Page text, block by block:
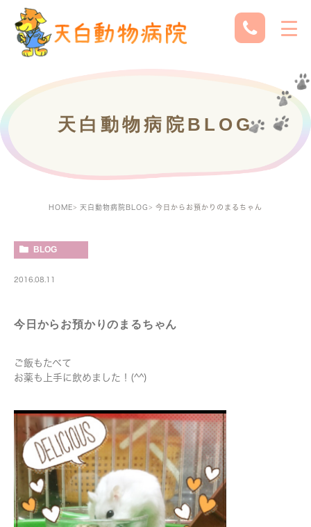
天白動物病院BLOG
HOME 天白動物病院BLOG 今日からお預かりのまるちゃん
BLOG
2016.08.11
今日からお預かりのまるちゃん
ご飯もたべて
お薬も上手に飲めました！(^^)